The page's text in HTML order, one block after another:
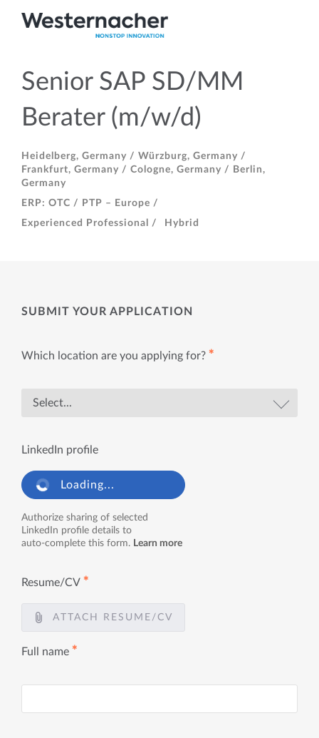
Senior SAP SD/MM
Berater (m/w/d)
Heidelberg, Germany / Würzburg, Germany /
Frankfurt, Germany / Cologne, Germany /
Berlin,
Germany
ERP: OTC / PTP – Europe /
Experienced Professional /
Hybrid
SUBMIT YOUR APPLICATION
Which location are you applying for? ✱
LinkedIn profile
Loading...
Authorize sharing of selected
LinkedIn profile details to
auto-complete this form. Learn more
Resume/CV ✱
ATTACH RESUME/CV
Full name ✱